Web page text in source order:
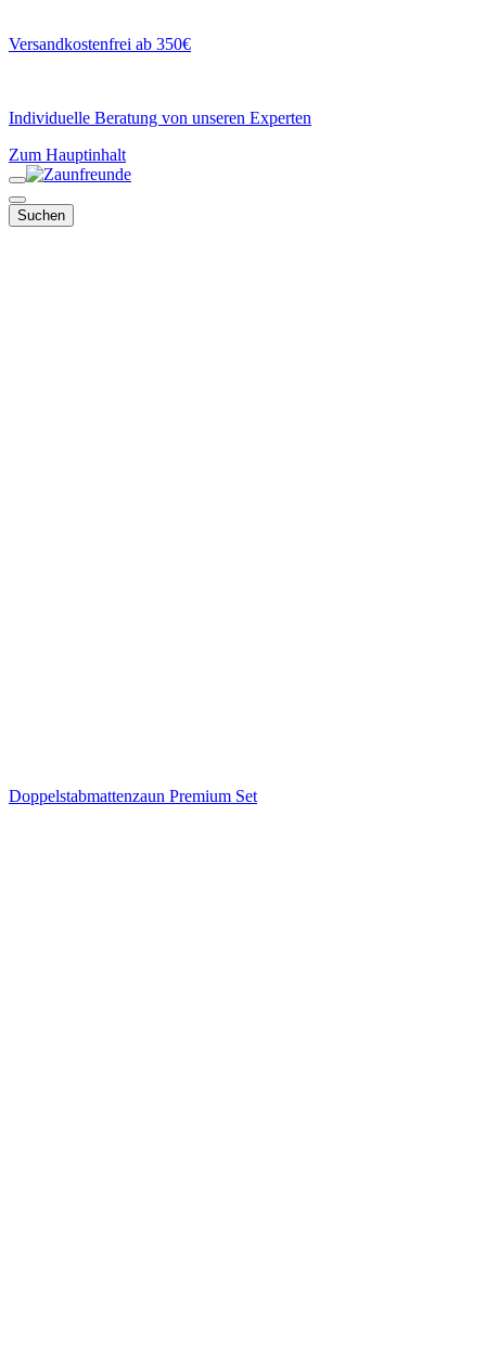
Versandkostenfrei ab 350€
Individuelle Beratung von unseren Experten
Zum Hauptinhalt
Suchen
Doppelstabmattenzaun Premium Set